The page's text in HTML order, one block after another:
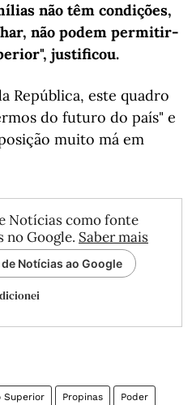
não têm condições,
não podem permitir-
justificou.
República, este quadro
do futuro do país" e
muito má em
Notícias como fonte
no Google. Saber mais
Notícias ao Google
Superior Propinas Poder